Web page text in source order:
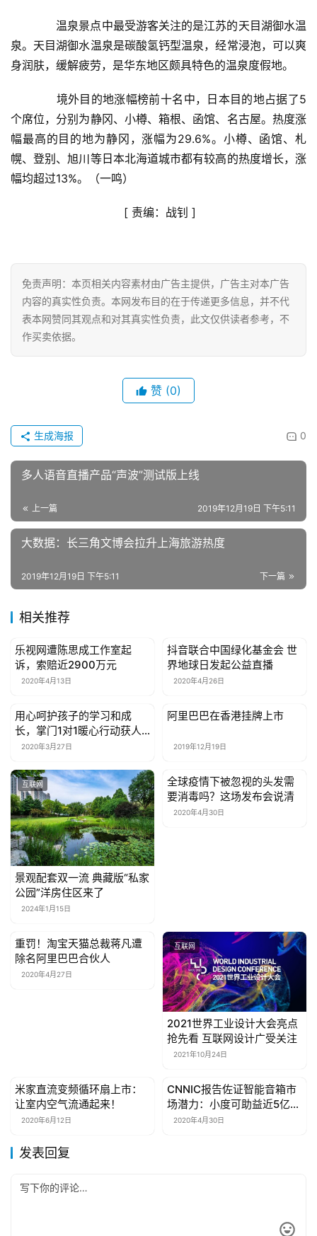
经
商
A
I
科
技
融
互
联
网
艺
房
产
具
母
亲
女
性
时
健
康
讯
关
于
我
们
联
我
们
温泉景点中最受游客关注的是江苏的天目湖御水温
泉。天目湖御水温泉是碳酸氢钙型温泉，经常浸泡，可以爽
身润肤，缓解疲劳，是华东地区颇具特色的温泉度假地。
境外目的地涨幅榜前十名中，日本目的地占据了5
个席位，分别为静冈、小樽、箱根、函馆、名古屋。热度涨
幅最高的目的地为静冈，涨幅为29.6%。小樽、函馆、札
幌、登别、旭川等日本北海道城市都有较高的热度增长，涨
幅均超过13%。（一鸣）
[ 责编：战钊 ]
免责声明：本页相关内容素材由广告主提供，广告主对本广告
内容的真实性负责。本网发布目的在于传递更多信息，并不代
表本网赞同其观点和对其真实性负责，此文仅供读者参考，不
作买卖依据。
赞 (0)
0
生成海报
多人语音直播产品“声波”测试版上线
上一篇 2019年12月19日 下午5:11
大数据：长三角文博会拉升上海旅游热度
下一篇
2019年12月19日 下午5:11
相关推荐
互联网
乐视网遭陈思成工作室起
诉，索赔近2900万元
2020年4月13日
互联网
抖音联合中国绿化基金会 世
界地球日发起公益直播
2020年4月26日
互联网
用心呵护孩子的学习和成
长，掌门1对1暖心行动获人
民日报点赞
2020年3月27日
互联网
阿里巴巴在香港挂牌上市
2019年12月19日
互联网
景观配套双一流 典藏版“私家
公园”洋房住区来了
2024年1月15日
互联网
全球疫情下被忽视的头发需
要消毒吗？这场发布会说清
2020年4月30日
互联网
重罚！淘宝天猫总裁蒋凡遭
除名阿里巴巴合伙人
2020年4月27日
互联网
2021世界工业设计大会亮点
抢先看 互联网设计广受关注
2021年10月24日
互联网
米家直流变频循环扇上市：
让室内空气流通起来！
2020年6月12日
互联网
CNNIC报告佐证智能音箱市
场潜力：小度可助益近5亿非
网民
2020年4月30日
发表回复